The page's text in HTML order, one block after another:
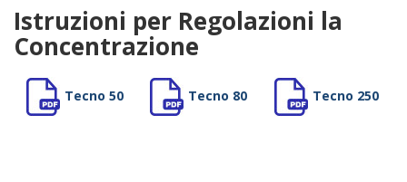
Istruzioni per Regolazioni la
Concentrazione
Tecno 50 Tecno 80 Tecno 250